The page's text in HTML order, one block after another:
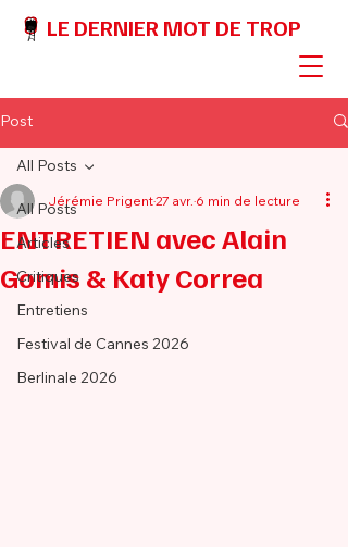
LE DERNIER MOT DE TROP
Post
All Posts
Articles
Critiques
Entretiens
Festival de Cannes 2026
Berlinale 2026
All Posts
ENTRETIEN avec Alain
Gomis & Katy Correa
Jérémie Prigent27 avr. 6 min de lecture